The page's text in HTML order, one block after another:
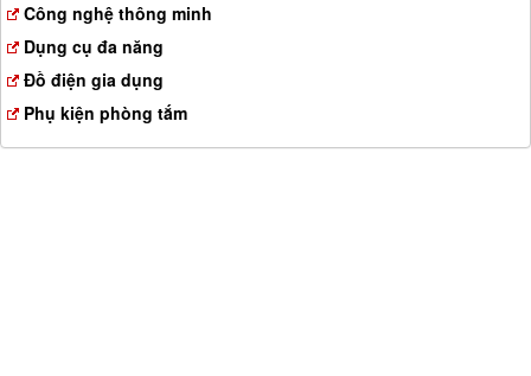
Công nghệ thông minh
Dụng cụ đa năng
Đồ điện gia dụng
Phụ kiện phòng tắm